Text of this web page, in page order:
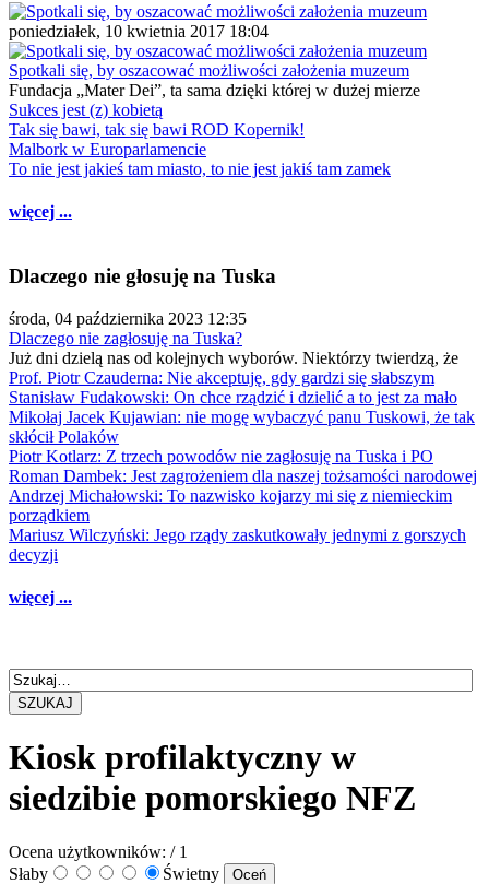
poniedziałek, 10 kwietnia 2017 18:04
Spotkali się, by oszacować możliwości założenia muzeum
Fundacja „Mater Dei”, ta sama dzięki której w dużej mierze
Sukces jest (z) kobietą
Tak się bawi, tak się bawi ROD Kopernik!
Malbork w Europarlamencie
To nie jest jakieś tam miasto, to nie jest jakiś tam zamek
więcej ...
Dlaczego nie głosuję na Tuska
środa, 04 października 2023 12:35
Dlaczego nie zagłosuję na Tuska?
Już dni dzielą nas od kolejnych wyborów. Niektórzy twierdzą, że
Prof. Piotr Czauderna: Nie akceptuję, gdy gardzi się słabszym
Stanisław Fudakowski: On chce rządzić i dzielić a to jest za mało
Mikołaj Jacek Kujawian: nie mogę wybaczyć panu Tuskowi, że tak
skłócił Polaków
Piotr Kotlarz: Z trzech powodów nie zagłosuję na Tuska i PO
Roman Dambek: Jest zagrożeniem dla naszej tożsamości narodowej
Andrzej Michałowski: To nazwisko kojarzy mi się z niemieckim
porządkiem
Mariusz Wilczyński: Jego rządy zaskutkowały jednymi z gorszych
decyzji
więcej ...
SZUKAJ
Kiosk profilaktyczny w
siedzibie pomorskiego NFZ
Ocena użytkowników: / 1
Słaby
Świetny